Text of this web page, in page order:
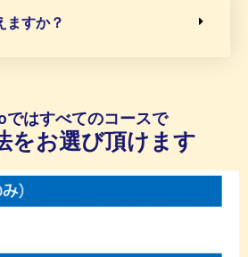
ますか？
ではすべてのコースで
をお選び頂けます